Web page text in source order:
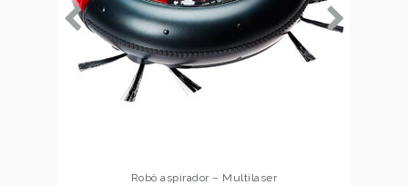
Robô aspirador – Multilaser